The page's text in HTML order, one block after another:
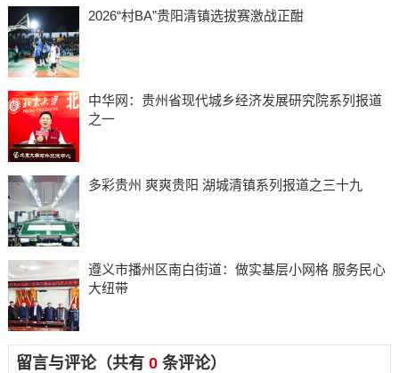
2026“村BA”贵阳清镇选拔赛激战正酣
中华网：贵州省现代城乡经济发展研究院系列报道
之一
多彩贵州 爽爽贵阳 湖城清镇系列报道之三十九
遵义市播州区南白街道：做实基层小网格 服务民心
大纽带
留言与评论（共有 0条评论）